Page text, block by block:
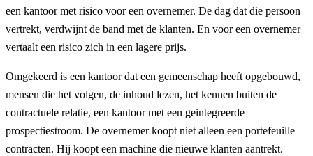
een kantoor met risico voor een overnemer. De dag dat die persoon
vertrekt, verdwijnt de band met de klanten. En voor een overnemer
vertaalt een risico zich in een lagere prijs.
Omgekeerd is een kantoor dat een gemeenschap heeft opgebouwd,
mensen die het volgen, de inhoud lezen, het kennen buiten de
contractuele relatie, een kantoor met een geintegreerde
prospectiestroom. De overnemer koopt niet alleen een portefeuille
contracten. Hij koopt een machine die nieuwe klanten aantrekt.